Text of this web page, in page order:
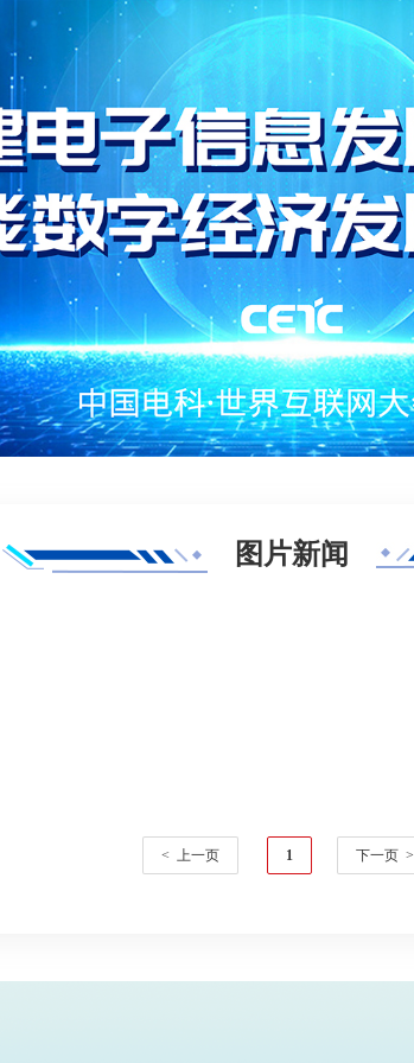
图片新闻
< 上一页 1 下一页 >